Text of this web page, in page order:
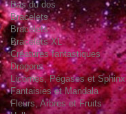
Bas du dos
Bracelets
Bracelets
Bracelets XL
Créatures fantastiques
Dragons
Licornes, Pégases et Sphinx
Fantaisies et Mandala
Fleurs, Arbres et Fruits